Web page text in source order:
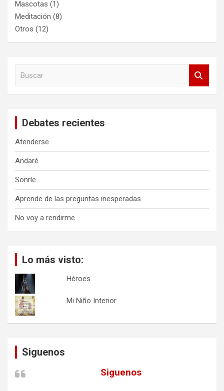
Mascotas (1)
Meditación (8)
Otros (12)
Debates recientes
Atenderse
Andaré
Sonríe
Aprende de las preguntas inesperadas
No voy a rendirme
Lo más visto:
Héroes
Mi Niño Interior
Siguenos
Siguenos